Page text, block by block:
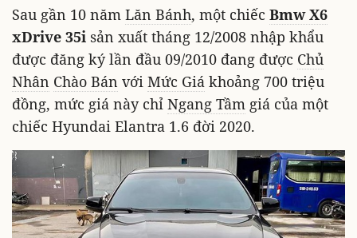
Sau gần 10 năm Lăn Bánh, một chiếc Bmw X6
xDrive 35i sản xuất tháng 12/2008 nhập khẩu
được đăng ký lần đầu 09/2010 đang được Chủ
Nhân Chào Bán với Mức Giá khoảng 700 triệu
đồng, mức giá này chỉ Ngang Tầm giá của một
chiếc Hyundai Elantra 1.6 đời 2020.